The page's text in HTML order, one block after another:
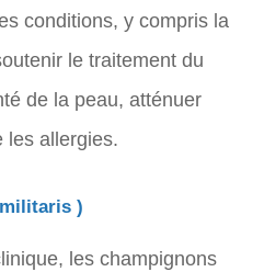
conditions, y compris la
le traitement du
de la peau, atténuer
les allergies.
)
les champignons